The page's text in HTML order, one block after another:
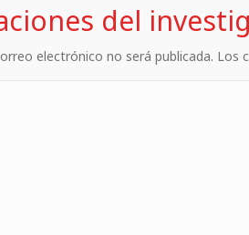
del
electrónico no será publicada.